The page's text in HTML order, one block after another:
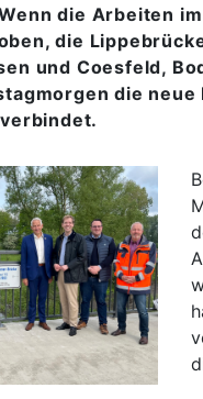
die Arbeiten
die
und Coesfeld,
die